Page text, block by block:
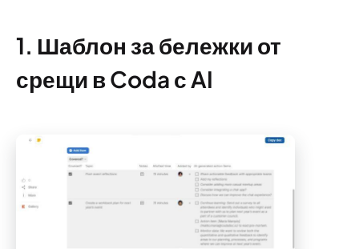
1. Шаблон за бележки от
срещи в Coda с AI